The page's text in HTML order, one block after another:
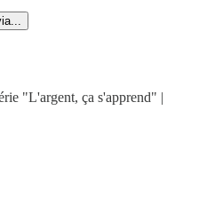
"L'argent, ça s'apprend" |